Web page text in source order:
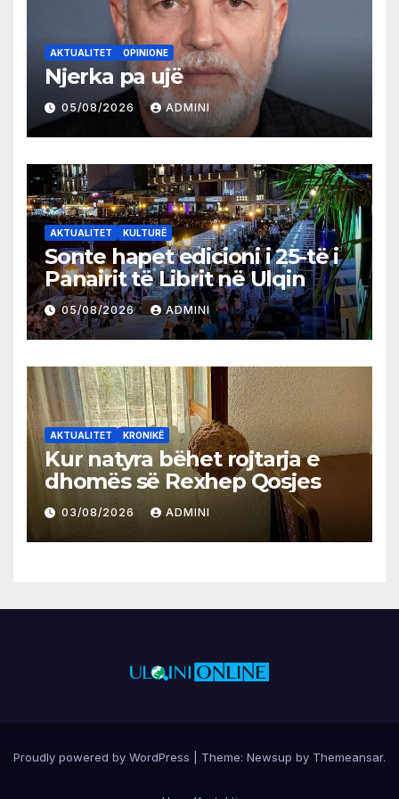
AKTUALITET OPINIONE
Njerka pa ujë
05/08/2026 ADMINI
AKTUALITET KULTURË
Sonte hapet edicioni i 25-të i
Panairit të Librit në Ulqin
05/08/2026 ADMINI
AKTUALITET KRONIKË
Kur natyra bëhet rojtarja e
dhomës së Rexhep Qosjes
03/08/2026 ADMINI
Proudly powered by WordPress Theme: Newsup by Themeansar.